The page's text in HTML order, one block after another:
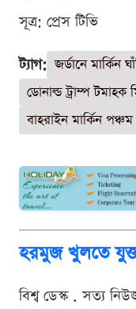
সূত্র: প্রেস টিভি
ট্যাগ: জর্ডানে মার্কিন
ডোনাল্ড ট্রাম্প টমাহক
বাহরাইন মার্কিন
হরমুজ খুলতে
বিশ্ব ডেস্ক . সত্য